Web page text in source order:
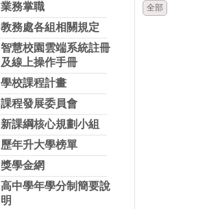
業務掌職
教務處各組相關規定
智慧校園雲端系統註冊
及線上操作手冊
學校課程計畫
課程發展委員會
新課綱核心規劃小組
歷年升大學榜單
獎學金網
高中學年學分制簡要說
明
全部